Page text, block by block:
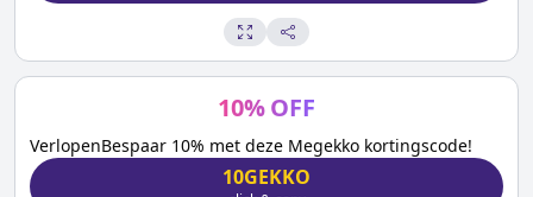
10%OFF
VerlopenBespaar 10% met deze Megekko kortingscode!
10GEKKO